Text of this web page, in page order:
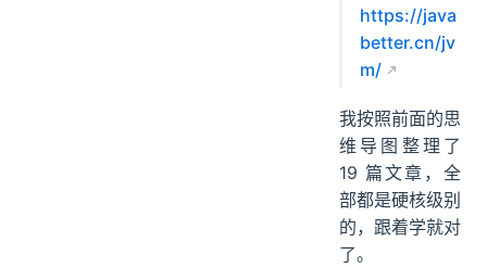
https://java
better.cn/jv
m/
我按照前面的思
维导图整理了
19 篇文章，全
部都是硬核级别
的，跟着学就对
了。